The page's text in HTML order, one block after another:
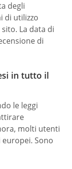
degli
di utilizzo
La data di
di
in tutto il
le leggi
molti utenti
Sono